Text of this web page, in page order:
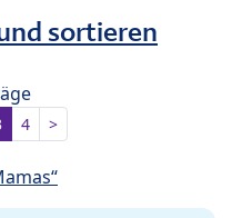
sortieren
4 >